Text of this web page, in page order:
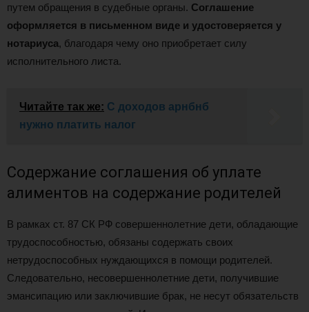
путем обращения в судебные органы. Соглашение
оформляется в письменном виде и удостоверяется у
нотариуса, благодаря чему оно приобретает силу
исполнительного листа.
Читайте так же: С доходов арнбнб
нужно платить налог
Содержание соглашения об уплате
алиментов на содержание родителей
В рамках ст. 87 СК РФ совершеннолетние дети, обладающие
трудоспособностью, обязаны содержать своих
нетрудоспособных нуждающихся в помощи родителей.
Следовательно, несовершеннолетние дети, получившие
эмансипацию или заключившие брак, не несут обязательств